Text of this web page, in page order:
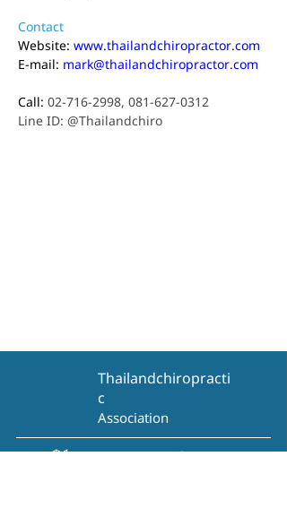
Contact
Website: www.thailandchiropractor.com
E-mail: mark@thailandchiropractor.com
Call: 02-716-2998, 081-627-0312
Line ID: @Thailandchiro
Thailandchiropracti
c
Association
View on Google Maps